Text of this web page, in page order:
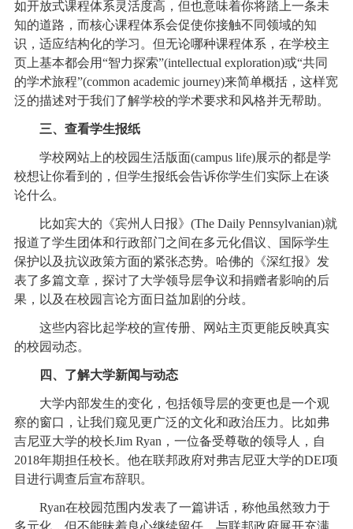
如开放式课程体系灵活度高，但也意味着你将踏上一条未
知的道路，而核心课程体系会促使你接触不同领域的知
识，适应结构化的学习。但无论哪种课程体系，在学校主
页上基本都会用“智力探索”(intellectual exploration)或“共同
的学术旅程”(common academic journey)来简单概括，这样宽
泛的描述对于我们了解学校的学术要求和风格并无帮助。
三、查看学生报纸
学校网站上的校园生活版面(campus life)展示的都是学
校想让你看到的，但学生报纸会告诉你学生们实际上在谈
论什么。
比如宾大的《宾州人日报》(The Daily Pennsylvanian)就
报道了学生团体和行政部门之间在多元化倡议、国际学生
保护以及抗议政策方面的紧张态势。哈佛的《深红报》发
表了多篇文章，探讨了大学领导层争议和捐赠者影响的后
果，以及在校园言论方面日益加剧的分歧。
这些内容比起学校的宣传册、网站主页更能反映真实
的校园动态。
四、了解大学新闻与动态
大学内部发生的变化，包括领导层的变更也是一个观
察的窗口，让我们窥见更广泛的文化和政治压力。比如弗
吉尼亚大学的校长Jim Ryan，一位备受尊敬的领导人，自
2018年期担任校长。他在联邦政府对弗吉尼亚大学的DEI项
目进行调查后宣布辞职。
Ryan在校园范围内发表了一篇讲话，称他虽然致力于